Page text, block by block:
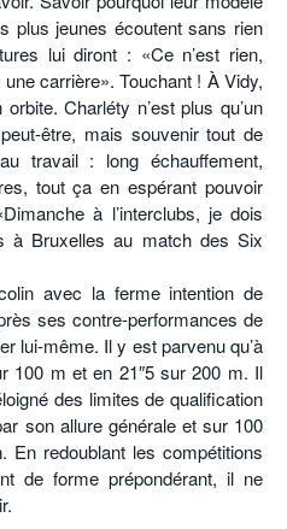
plus jeunes écoutent sans rien
lui diront : «Ce n’est rien,
carrière». Touchant ! À Vidy,
Charléty n’est plus qu’un
être, mais souvenir tout de
travail : long échauffement,
tout ça en espérant pouvoir
à l’interclubs, je dois
à Bruxelles au match des Six
avec la ferme intention de
ses contre-performances de
lui-même. Il y est parvenu qu’à
100 m et en 21″5 sur 200 m. Il
des limites de qualification
son allure générale et sur 100
En redoublant les compétitions
de forme prépondérant, il ne